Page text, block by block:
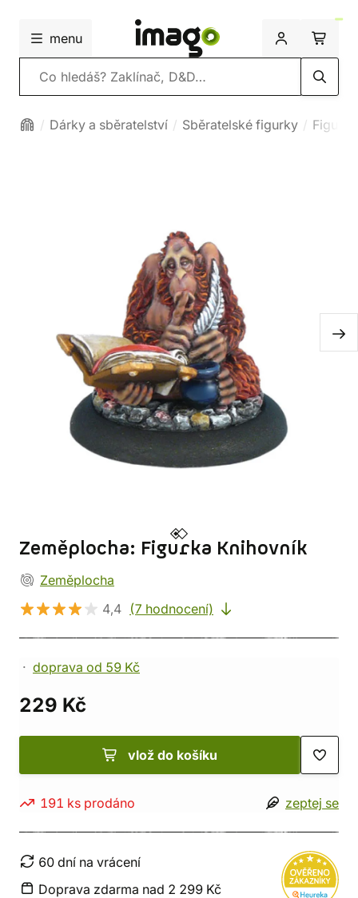
menu
Vyhledávání
Dárky a sběratelství Sběratelské figurky
Zeměplocha: Figurka Knihovník
Zeměplocha
4,4 (7 hodnocení)
doprava od 59 Kč
229 Kč
vlož do košíku
191 ks prodáno zeptej se
60 dní na vrácení
Doprava zdarma nad 2 299 Kč